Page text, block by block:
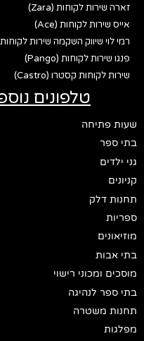
זארה שירות לקוחות (Zara)
אייס שירות לקוחות (Ace)
רמי לוי שיווק השקמה שירות לקוחות
פנגו שירות לקוחות (Pango)
שירות לקוחות קסטרו (Castro)
טלפונים
שעות פתיחה
בתי ספר
גני ילדים
קניונים
תחנות דלק
ספריות
מוזיאונים
בתי אבות
מוסכים ומכוני רישוי
בתי ספר לנהיגה
תחנות משטרה
מפלגות